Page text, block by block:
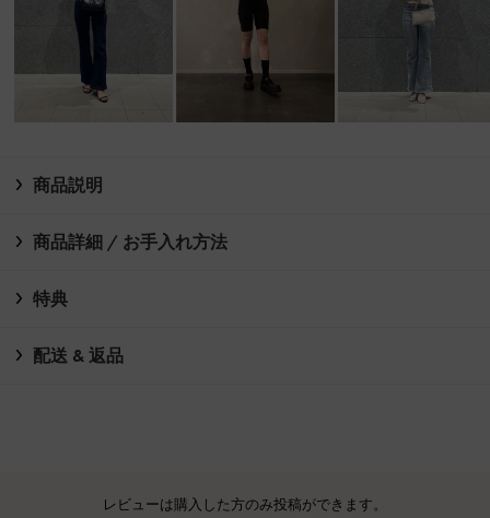
商品説明
商品詳細 / お手入れ方法
特典
配送 & 返品
レビューは購入した方のみ投稿ができます。